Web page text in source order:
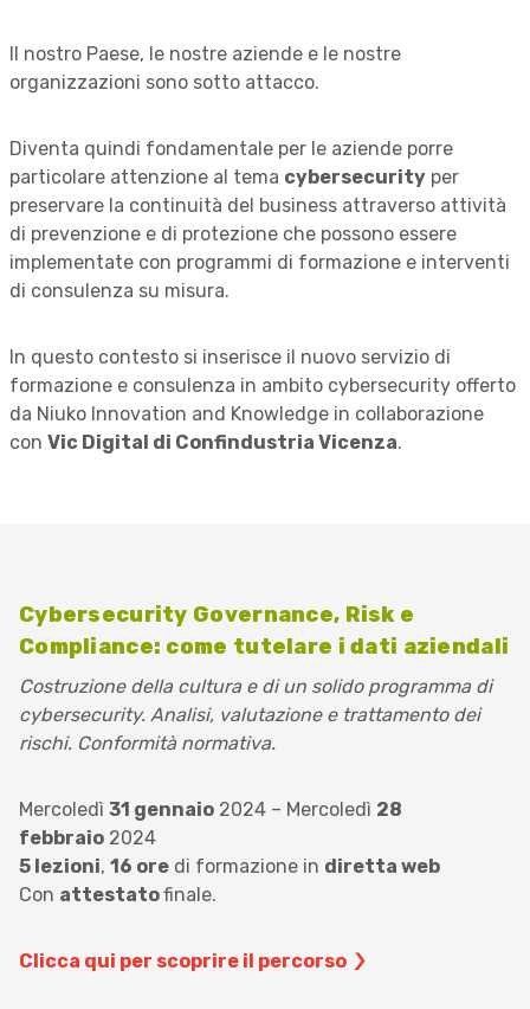
Il nostro Paese, le nostre aziende e le nostre
organizzazioni sono sotto attacco.
Diventa quindi fondamentale per le aziende porre
particolare attenzione al tema cybersecurity per
preservare la continuità del business attraverso attività
di prevenzione e di protezione che possono essere
implementate con programmi di formazione e interventi
di consulenza su misura.
In questo contesto si inserisce il nuovo servizio di
formazione e consulenza in ambito cybersecurity offerto
da Niuko Innovation and Knowledge in collaborazione
con Vic Digital di Confindustria Vicenza.
Cybersecurity Governance, Risk e
Compliance: come tutelare i dati aziendali
Costruzione della cultura e di un solido programma di
cybersecurity. Analisi, valutazione e trattamento dei
rischi. Conformità normativa.
Mercoledì 31 gennaio 2024 – Mercoledì 28
febbraio 2024
5 lezioni, 16 ore di formazione in diretta web
​Con attestatofinale.
Clicca qui per scoprire il percorso